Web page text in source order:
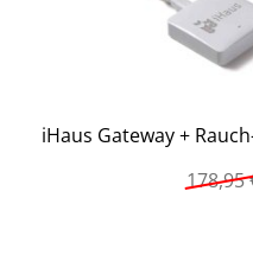
iHaus Gateway +
178,95